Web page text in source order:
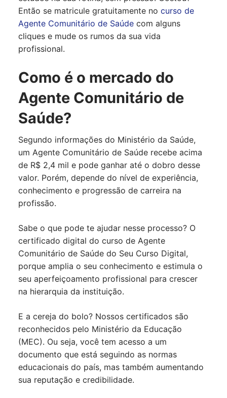
Então se matricule gratuitamente no curso de
Agente Comunitário de Saúde com alguns
cliques e mude os rumos da sua vida
profissional.
Como é o mercado do
Agente Comunitário de
Saúde?
Segundo informações do Ministério da Saúde,
um Agente Comunitário de Saúde recebe acima
de R$ 2,4 mil e pode ganhar até o dobro desse
valor. Porém, depende do nível de experiência,
conhecimento e progressão de carreira na
profissão.
Sabe o que pode te ajudar nesse processo? O
certificado digital do curso de Agente
Comunitário de Saúde do Seu Curso Digital,
porque amplia o seu conhecimento e estimula o
seu aperfeiçoamento profissional para crescer
na hierarquia da instituição.
E a cereja do bolo? Nossos certificados são
reconhecidos pelo Ministério da Educação
(MEC). Ou seja, você tem acesso a um
documento que está seguindo as normas
educacionais do país, mas também aumentando
sua reputação e credibilidade.